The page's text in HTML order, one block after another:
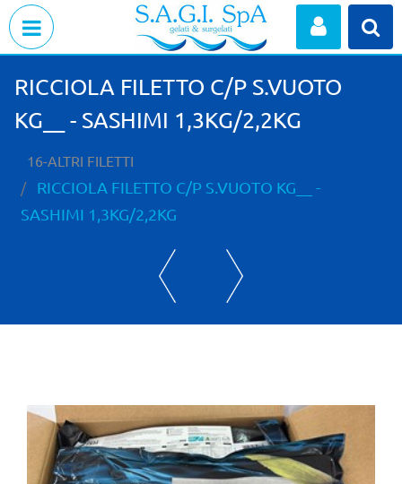
RICCIOLA FILETTO C/P S.VUOTO
KG__ - SASHIMI 1,3KG/2,2KG
16-ALTRI FILETTI
RICCIOLA FILETTO C/P S.VUOTO KG__ -
SASHIMI 1,3KG/2,2KG